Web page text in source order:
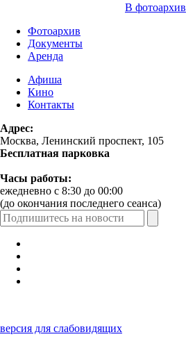
В фотоархив
Фотоархив
Документы
Аренда
Афиша
Кино
Контакты
Адрес:
Москва, Ленинский проспект, 105
Бесплатная парковка
Часы работы:
ежедневно с 8:30 до 00:00
(до окончания последнего сеанса)
версия для слабовидящих